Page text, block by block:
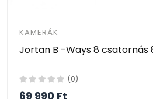
KAMERÁK
(0)
69 990 Ft